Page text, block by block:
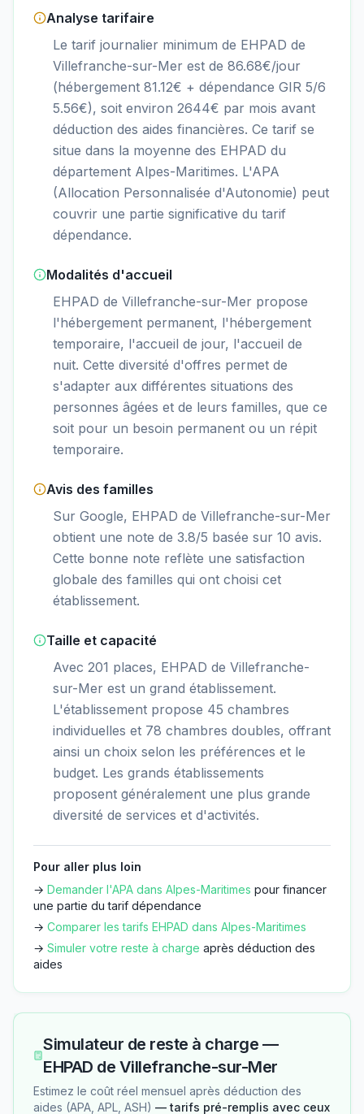
Analyse tarifaire
Le tarif journalier minimum de EHPAD de
Villefranche-sur-Mer est de 86.68€/jour
(hébergement 81.12€ + dépendance GIR 5/6
5.56€), soit environ 2644€ par mois avant
déduction des aides financières. Ce tarif se
situe dans la moyenne des EHPAD du
département Alpes-Maritimes. L'APA
(Allocation Personnalisée d'Autonomie) peut
couvrir une partie significative du tarif
dépendance.
Modalités d'accueil
EHPAD de Villefranche-sur-Mer propose
l'hébergement permanent, l'hébergement
temporaire, l'accueil de jour, l'accueil de
nuit. Cette diversité d'offres permet de
s'adapter aux différentes situations des
personnes âgées et de leurs familles, que ce
soit pour un besoin permanent ou un répit
temporaire.
Avis des familles
Sur Google, EHPAD de Villefranche-sur-Mer
obtient une note de 3.8/5 basée sur 10 avis.
Cette bonne note reflète une satisfaction
globale des familles qui ont choisi cet
établissement.
Taille et capacité
Avec 201 places, EHPAD de Villefranche-
sur-Mer est un grand établissement.
L'établissement propose 45 chambres
individuelles et 78 chambres doubles, offrant
ainsi un choix selon les préférences et le
budget. Les grands établissements
proposent généralement une plus grande
diversité de services et d'activités.
Pour aller plus loin
→ Demander l'APA dans Alpes-Maritimes pour financer
une partie du tarif dépendance
→ Comparer les tarifs EHPAD dans Alpes-Maritimes
→ Simuler votre reste à charge après déduction des
aides
Simulateur de reste à charge —
EHPAD de Villefranche-sur-Mer
Estimez le coût réel mensuel après déduction des
aides (APA, APL, ASH) — tarifs pré-remplis avec ceux